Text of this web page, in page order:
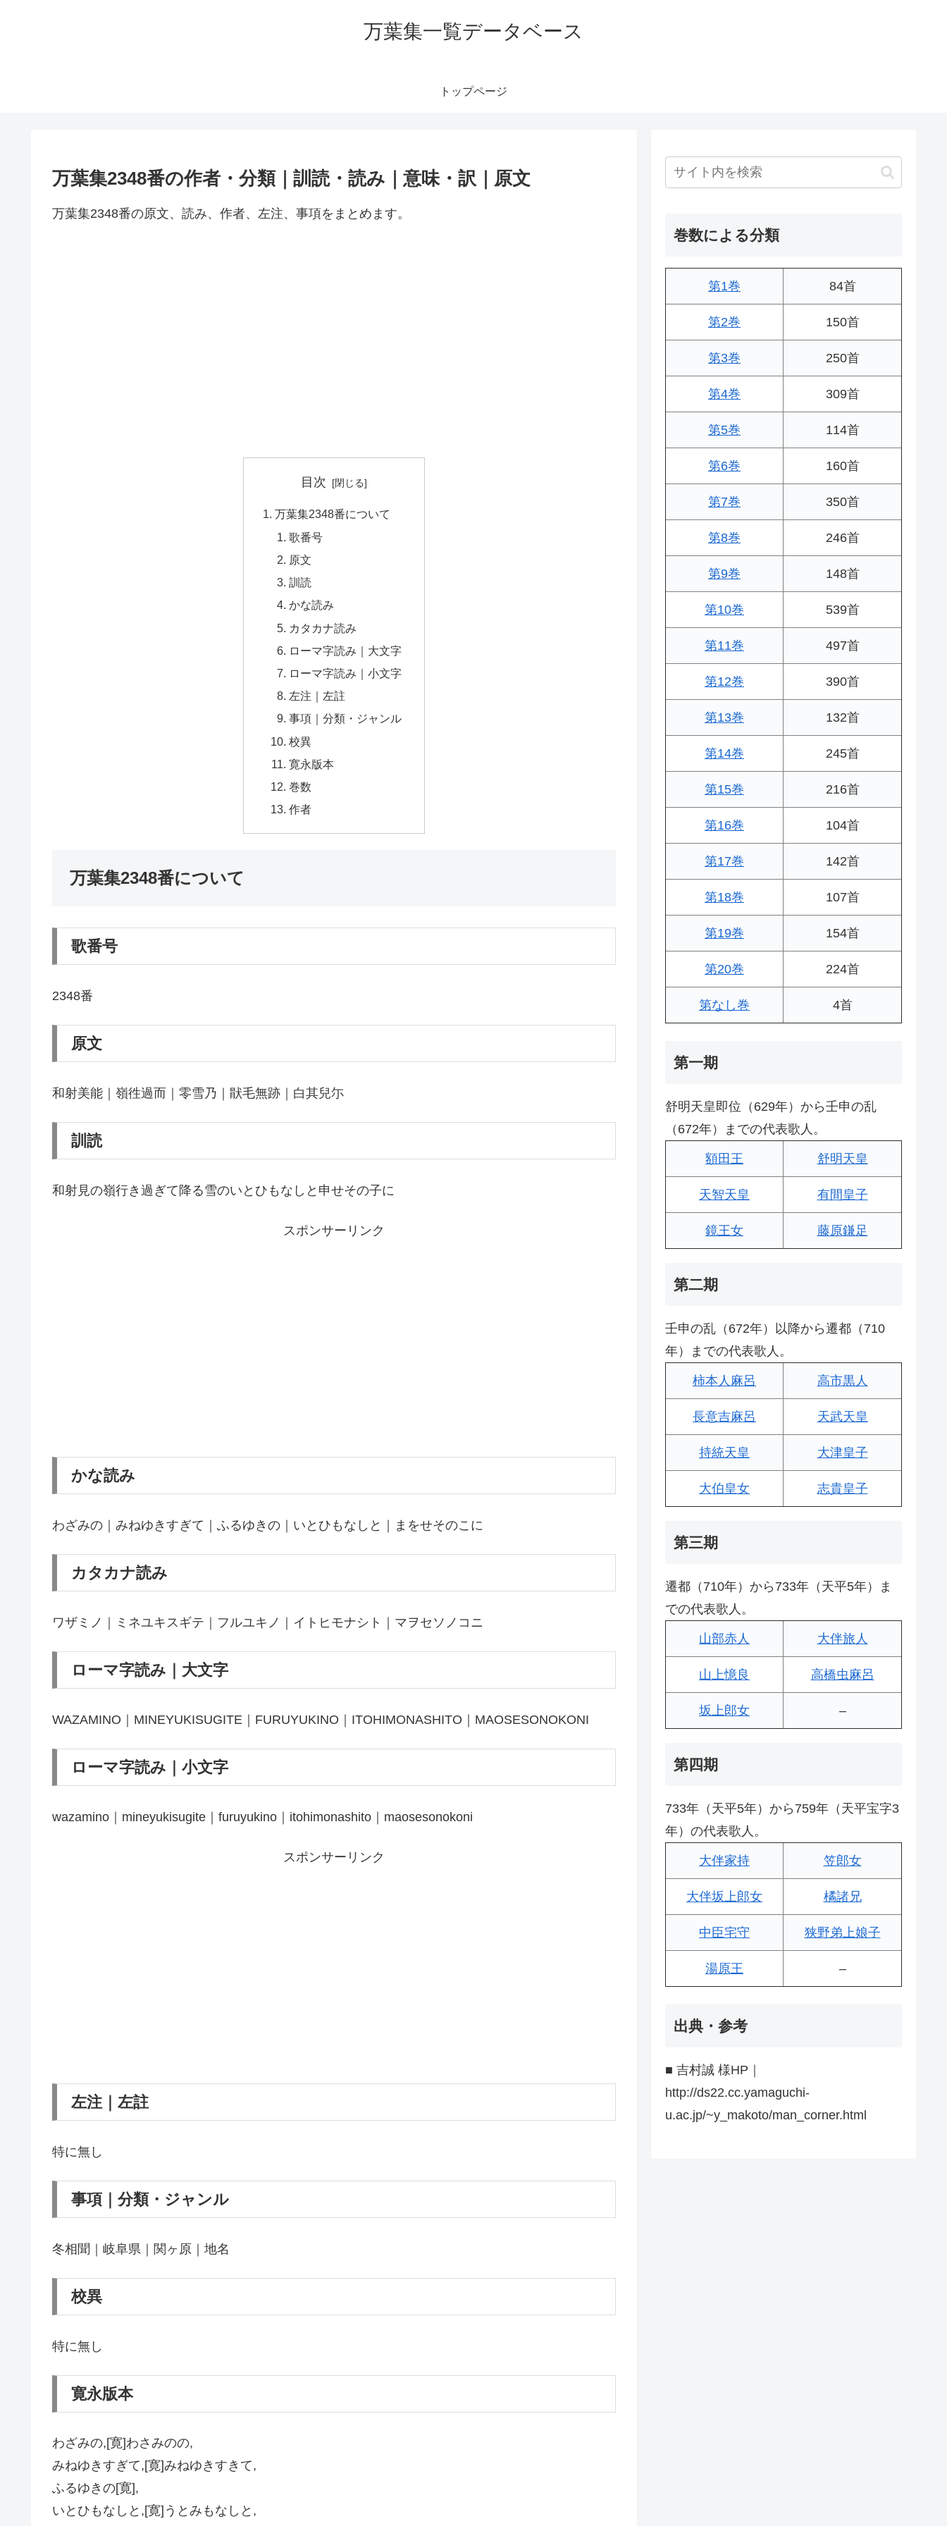
万葉集一覧データベース
トップページ
万葉集2348番の作者・分類｜訓読・読み｜意味・訳｜原文
万葉集2348番の原文、読み、作者、左注、事項をまとめます。
目次
万葉集2348番について
歌番号
原文
訓読
かな読み
カタカナ読み
ローマ字読み｜大文字
ローマ字読み｜小文字
左注｜左註
事項｜分類・ジャンル
校異
寛永版本
巻数
作者
万葉集2348番について
歌番号
2348番
原文
和射美能｜嶺徃過而｜零雪乃｜猒毛無跡｜白其兒尓
訓読
和射見の嶺行き過ぎて降る雪のいとひもなしと申せその子に
スポンサーリンク
かな読み
わざみの｜みねゆきすぎて｜ふるゆきの｜いとひもなしと｜まをせそのこに
カタカナ読み
ワザミノ｜ミネユキスギテ｜フルユキノ｜イトヒモナシト｜マヲセソノコニ
ローマ字読み｜大文字
WAZAMINO｜MINEYUKISUGITE｜FURUYUKINO｜ITOHIMONASHITO｜MAOSESONOKONI
ローマ字読み｜小文字
wazamino｜mineyukisugite｜furuyukino｜itohimonashito｜maosesonokoni
スポンサーリンク
左注｜左註
特に無し
事項｜分類・ジャンル
冬相聞｜岐阜県｜関ヶ原｜地名
校異
特に無し
寛永版本
わざみの,[寛]わさみのの,
みねゆきすぎて,[寛]みねゆきすきて,
ふるゆきの[寛],
いとひもなしと,[寛]うとみもなしと,
巻数による分類
第1巻 84首
第2巻 150首
第3巻 250首
第4巻 309首
第5巻 114首
第6巻 160首
第7巻 350首
第8巻 246首
第9巻 148首
第10巻 539首
第11巻 497首
第12巻 390首
第13巻 132首
第14巻 245首
第15巻 216首
第16巻 104首
第17巻 142首
第18巻 107首
第19巻 154首
第20巻 224首
第なし巻 4首
第一期
舒明天皇即位（629年）から壬申の乱
（672年）までの代表歌人。
額田王 舒明天皇
天智天皇 有間皇子
鏡王女 藤原鎌足
第二期
壬申の乱（672年）以降から遷都（710
年）までの代表歌人。
柿本人麻呂 高市黒人
長意吉麻呂 天武天皇
持統天皇 大津皇子
大伯皇女 志貴皇子
第三期
遷都（710年）から733年（天平5年）ま
での代表歌人。
山部赤人 大伴旅人
山上憶良 高橋虫麻呂
坂上郎女 –
第四期
733年（天平5年）から759年（天平宝字3
年）の代表歌人。
大伴家持 笠郎女
大伴坂上郎女 橘諸兄
中臣宅守 狭野弟上娘子
湯原王 –
出典・参考
■ 吉村誠 様HP｜
http://ds22.cc.yamaguchi-
u.ac.jp/~y_makoto/man_corner.html